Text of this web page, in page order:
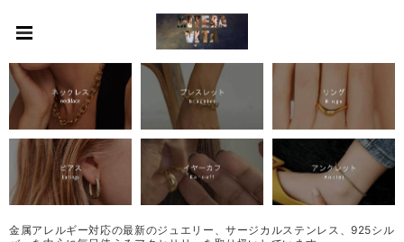
金属アレルギー対応の最新のジュエリー、サージカルステンレス、925シル